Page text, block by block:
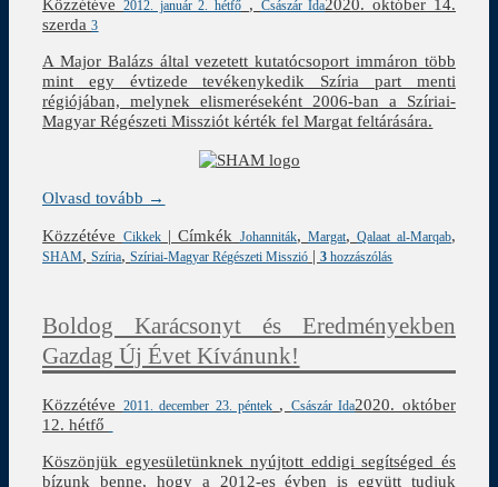
Közzétéve 2012. január 2. hétfő , Császár Ida2020. október 14.
szerda 3
A Major Balázs által vezetett kutatócsoport immáron több
mint egy évtizede tevékenykedik Szíria part menti
régiójában, melynek elismeréseként 2006-ban a Szíriai-
Magyar Régészeti Missziót kérték fel Margat feltárására.
Olvasd tovább →
Közzétéve
Cikkek|Címkék Johanniták,Margat,Qalaat al-Marqab,
SHAM,Szíria,Szíriai-Magyar Régészeti Misszió |3 hozzászólás
Boldog Karácsonyt és Eredményekben
Gazdag Új Évet Kívánunk!
Közzétéve 2011. december 23. péntek , Császár Ida2020. október
12. hétfő
Köszönjük egyesületünknek nyújtott eddigi segítséged és
bízunk benne, hogy a 2012-es évben is együtt tudjuk